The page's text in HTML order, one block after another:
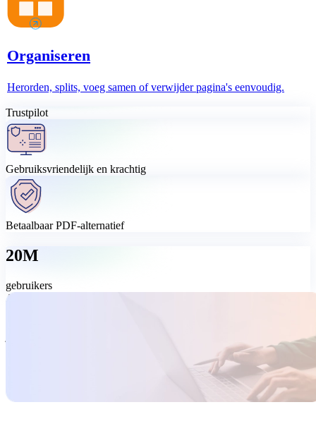
Organiseren
Herorden, splits, voeg samen of verwijder pagina's eenvoudig.
Trustpilot
Gebruiksvriendelijk en krachtig
Betaalbaar PDF-alternatief
20M
gebruikers
Alles-in-één pdf-tool, eenvoudig gemaakt